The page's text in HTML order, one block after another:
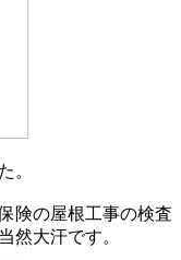
。
険の屋根工事の検査
然大汗です。